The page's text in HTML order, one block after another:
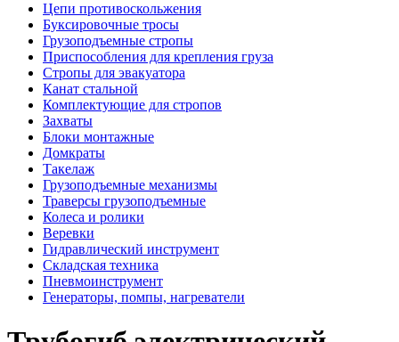
Цепи противоскольжения
Буксировочные тросы
Грузоподъемные стропы
Приспособления для крепления груза
Стропы для эвакуатора
Канат стальной
Комплектующие для стропов
Захваты
Блоки монтажные
Домкраты
Такелаж
Грузоподъемные механизмы
Траверсы грузоподъемные
Колеса и ролики
Веревки
Гидравлический инструмент
Складская техника
Пневмоинструмент
Генераторы, помпы, нагреватели